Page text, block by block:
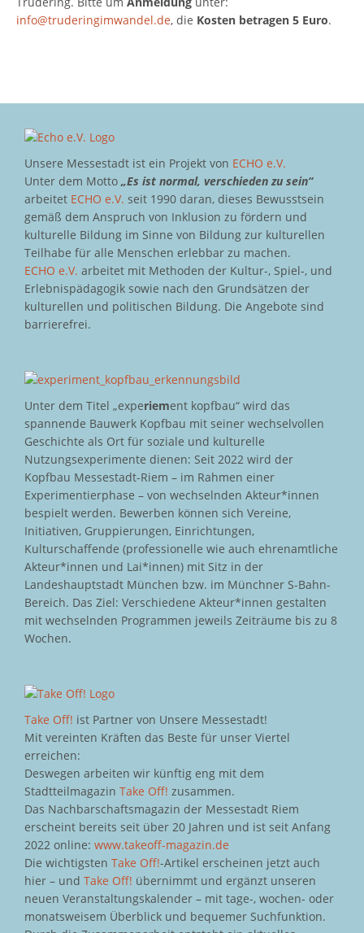
info@truderingimwandel.de, die Kosten betragen 5 Euro.
Unsere Messestadt ist ein Projekt von ECHO e.V.
Unter dem Motto „Es ist normal, verschieden zu sein“
arbeitet ECHO e.V. seit 1990 daran, dieses Bewusstsein
gemäß dem Anspruch von Inklusion zu fördern und
kulturelle Bildung im Sinne von Bildung zur kulturellen
Teilhabe für alle Menschen erlebbar zu machen.
ECHO e.V. arbeitet mit Methoden der Kultur-, Spiel-, und
Erlebnispädagogik sowie nach den Grundsätzen der
kulturellen und politischen Bildung. Die Angebote sind
barrierefrei.
Unter dem Titel „experiement kopfbau“ wird das
spannende Bauwerk Kopfbau mit seiner wechselvollen
Geschichte als Ort für soziale und kulturelle
Nutzungsexperimente dienen: Seit 2022 wird der
Kopfbau Messestadt-Riem – im Rahmen einer
Experimentierphase – von wechselnden Akteur*innen
bespielt werden. Bewerben können sich Vereine,
Initiativen, Gruppierungen, Einrichtungen,
Kulturschaffende (professionelle wie auch ehrenamtliche
Akteur*innen und Lai*innen) mit Sitz in der
Landeshauptstadt München bzw. im Münchner S-Bahn-
Bereich. Das Ziel: Verschiedene Akteur*innen gestalten
mit wechselnden Programmen jeweils Zeiträume bis zu 8
Wochen.
Take Off! ist Partner von Unsere Messestadt!
Mit vereinten Kräften das Beste für unser Viertel
erreichen:
Deswegen arbeiten wir künftig eng mit dem
Stadtteilmagazin Take Off! zusammen.
Das Nachbarschaftsmagazin der Messestadt Riem
erscheint bereits seit über 20 Jahren und ist seit Anfang
2022 online: www.takeoff-magazin.de
Die wichtigsten Take Off!-Artikel erscheinen jetzt auch
hier – und Take Off! übernimmt und ergänzt unseren
neuen Veranstaltungskalender – mit tage-, wochen- oder
monatsweisem Überblick und bequemer Suchfunktion.